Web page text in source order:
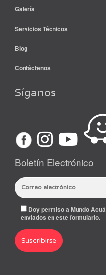
Galería
Servicios Técnicos
Blog
Contáctenos
Síganos
Boletín Electrónico
Doy permiso a Mundo
enviados en este formulario.